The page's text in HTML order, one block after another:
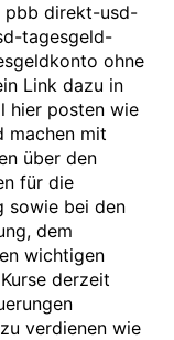
pbb direkt-usd-
tagesgeld-
ohne
Link dazu in
hier posten wie
machen mit
über den
für die
sowie bei den
dem
wichtigen
derzeit
verdienen wie